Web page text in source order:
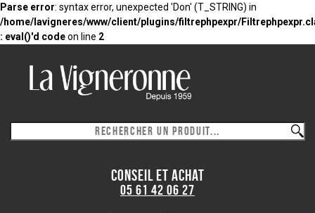
Parse error: syntax error, unexpected 'Don' (T_STRING) in
/home/lavigneres/www/client/plugins/filtrephpexpr/
: eval()'d codeon line 2
CONSEIL ET ACHAT
05 61 42 06 27